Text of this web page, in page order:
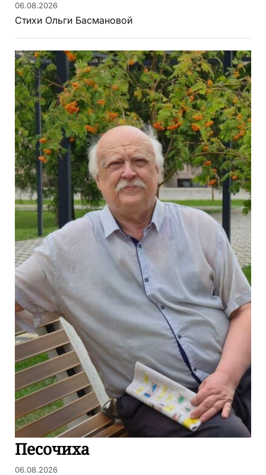
06.08.2026
Стихи Ольги Басмановой
Песочиха
06.08.2026